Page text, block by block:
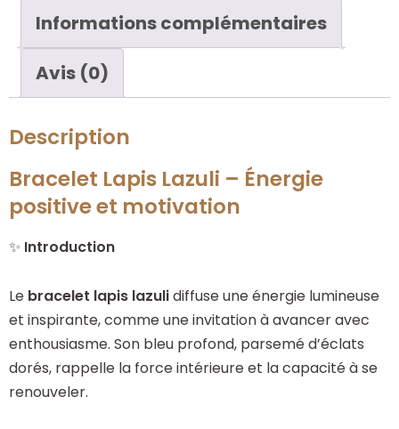
Informations complémentaires
Avis (0)
Description
Bracelet Lapis Lazuli – Énergie
positive et motivation
✨ Introduction
Le bracelet lapis lazulidiffuse une énergie lumineuse
et inspirante, comme une invitation à avancer avec
enthousiasme. Son bleu profond, parsemé d’éclats
dorés, rappelle la force intérieure et la capacité à se
renouveler.